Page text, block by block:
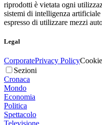
riprodotti è vietata ogni
sistemi di intelligenza
espresso di utilizzare mezzi
Legal
CorporatePrivacy Policy
Sezioni
Cronaca
Mondo
Economia
Politica
Spettacolo